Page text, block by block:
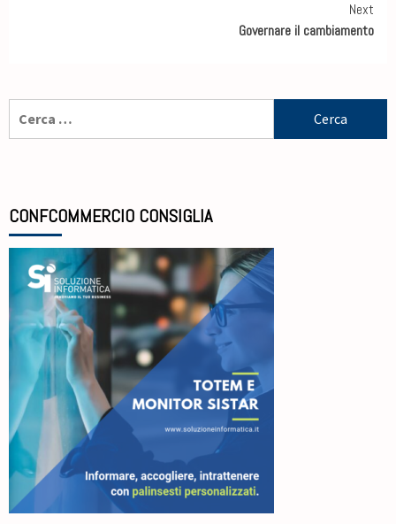
Next
Governare il cambiamento
CONFCOMMERCIO CONSIGLIA